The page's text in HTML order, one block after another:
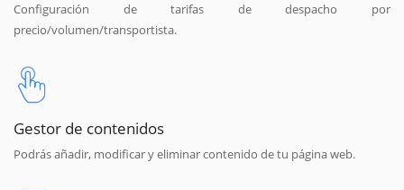
Configuración de tarifas de despacho por
precio/volumen/transportista.
Gestor de contenidos
Podrás añadir, modificar y eliminar contenido de tu página web.